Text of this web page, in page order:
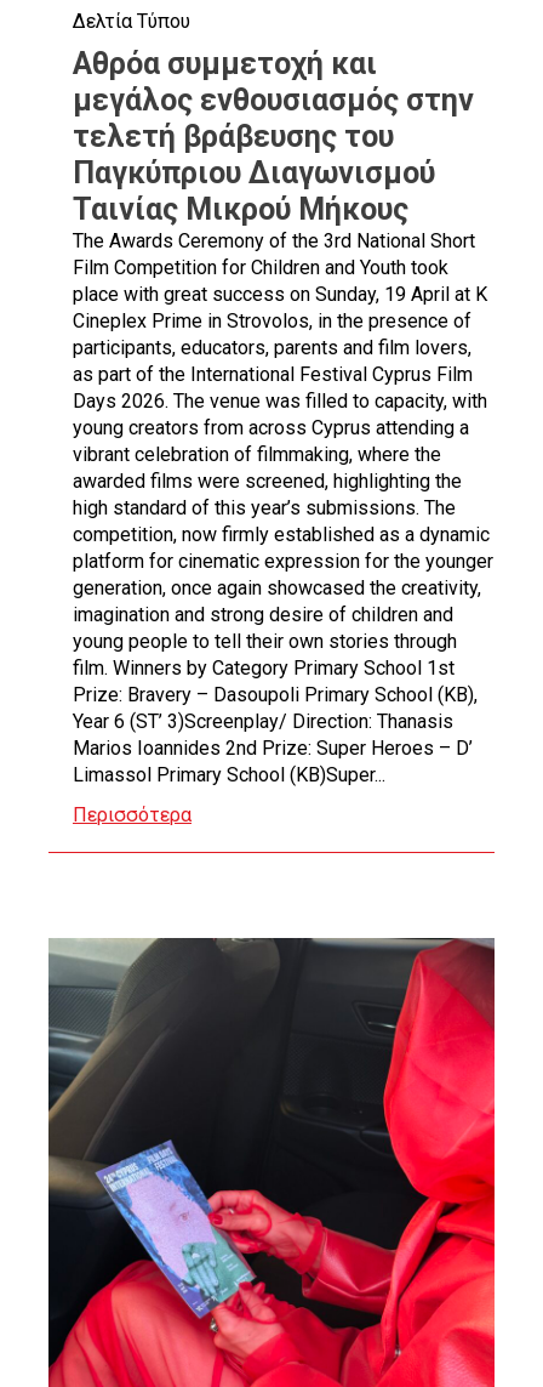
Δελτία Τύπου
Αθρόα συμμετοχή και
μεγάλος ενθουσιασμός στην
τελετή βράβευσης του
Παγκύπριου Διαγωνισμού
Ταινίας Μικρού Μήκους
The Awards Ceremony of the 3rd National Short
Film Competition for Children and Youth took
place with great success on Sunday, 19 April at K
Cineplex Prime in Strovolos, in the presence of
participants, educators, parents and film lovers,
as part of the International Festival Cyprus Film
Days 2026. The venue was filled to capacity, with
young creators from across Cyprus attending a
vibrant celebration of filmmaking, where the
awarded films were screened, highlighting the
high standard of this year’s submissions. The
competition, now firmly established as a dynamic
platform for cinematic expression for the younger
generation, once again showcased the creativity,
imagination and strong desire of children and
young people to tell their own stories through
film. Winners by Category Primary School 1st
Prize: Bravery – Dasoupoli Primary School (KB),
Year 6 (ST’ 3)Screenplay/ Direction: Thanasis
Marios Ioannides 2nd Prize: Super Heroes – D’
Limassol Primary School (KB)Super...
Περισσότερα